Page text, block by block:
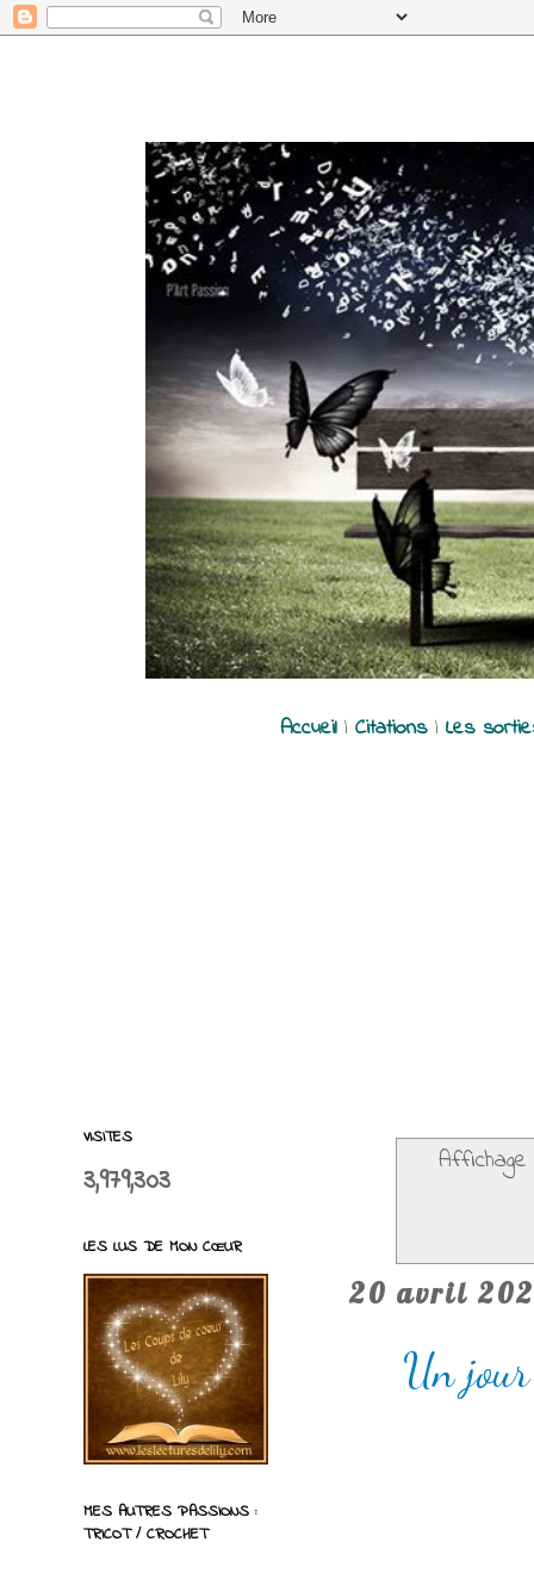
Accueil| Citations| Les
20 avril
Un
VISITES
3,979,303
LES LUS DE MON CŒUR
MES AUTRES PASSIONS :
TRICOT / CROCHET